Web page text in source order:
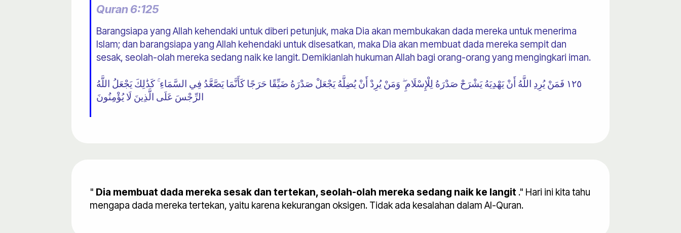
Quran 6:125
Barangsiapa yang Allah kehendaki untuk diberi petunjuk, maka Dia akan membukakan dada mereka untuk menerima
Islam; dan barangsiapa yang Allah kehendaki untuk disesatkan, maka Dia akan membuat dada mereka sempit dan
sesak, seolah-olah mereka sedang naik ke langit. Demikianlah hukuman Allah bagi orang-orang yang mengingkari iman.
١٢٥ فَمَنْ يُرِدِ اللَّهُ أَنْ يَهْدِيَهُ يَشْرَحْ صَدْرَهُ لِلْإِسْلَامِ ۖ وَمَنْ يُرِدْ أَنْ يُضِلَّهُ يَجْعَلْ صَدْرَهُ ضَيِّقًا حَرَجًا كَأَنَّمَا يَصَّعَّدُ فِي السَّمَاءِ ۚ كَذَٰلِكَ يَجْعَلُ اللَّهُ
الرِّجْسَ عَلَى الَّذِينَ لَا يُؤْمِنُونَ
" Dia membuat dada mereka sesak dan tertekan, seolah-olah mereka sedang naik ke langit ." Hari ini kita tahu
mengapa dada mereka tertekan, yaitu karena kekurangan oksigen. Tidak ada kesalahan dalam Al-Quran.